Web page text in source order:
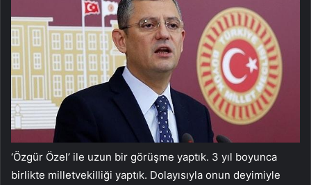
‘Özgür Özel’ ile uzun bir görüşme yaptık. 3 yıl boyunca
birlikte milletvekilliği yaptık. Dolayısıyla onun deyimiyle